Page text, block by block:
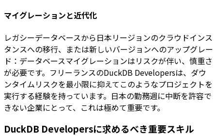
マイグレーションと近代化
レガシーデータベースから日本リージョンのクラウドインス
タンスへの移行、または新しいバージョンへのアップグレー
ド：データベースマイグレーションはリスクが伴い、慎重さ
が必要です。フリーランスのDuckDB Developersは、ダウ
ンタイムリスクを最小限に抑えてこのようなプロジェクトを
実行する経験を持っています。日本の勤務週に中断を許容で
きない企業にとって、これは極めて重要です。
DuckDB Developersに求めるべき重要スキル